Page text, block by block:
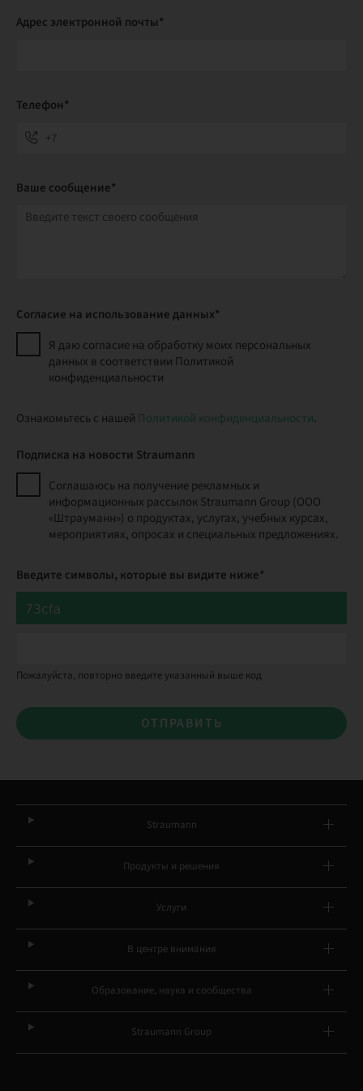
Адрес электронной почты*
Телефон*
Ваше сообщение*
Согласие на использование данных*
Я даю согласие на обработку моих персональных
данных в соответствии Политикой
конфиденциальности
Ознакомьтесь с нашей Политикой конфиденциальности.
Подписка на новости Straumann
Соглашаюсь на получение рекламных и
информационных рассылок Straumann Group (ООО
«Штрауманн») о продуктах, услугах, учебных курсах,
мероприятиях, опросах и специальных предложениях.
Введите символы, которые вы видите ниже*
Пожалуйста, повторно введите указанный выше код
ОТПРАВИТЬ
Straumann
Продукты и решения
Услуги
В центре внимания
Образование, наука и сообщества
Straumann Group